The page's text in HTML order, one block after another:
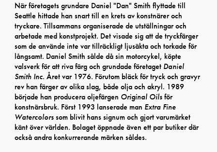
När företagets grundare Daniel "Dan" Smith flyttade till
Seattle hittade han snart till en krets av konstnärer och
tryckare. Tillsammans organiserade de utställningar och
arbetade med konstprojekt. Det visade sig att de tryckfärger
som de använde inte var tillräckligt ljusäkta och torkade för
långsamt. Daniel Smith sålde då sin motorcykel, köpte
valsverk för att riva färg och grundade företaget Daniel
Smith Inc. Året var 1976. Förutom bläck för tryck och gravyr
rev han färger av olika slag, både olja och akryl. 1989
började han producera oljefärgen Original Oilsför
konstnärsbruk. Först 1993 lanserade man Extra Fine
Watercolorssom blivit hans signum och gjort varumärket
känt över världen. Bolaget öppnade även ett par butiker där
också andra konkurrerande märken såldes.